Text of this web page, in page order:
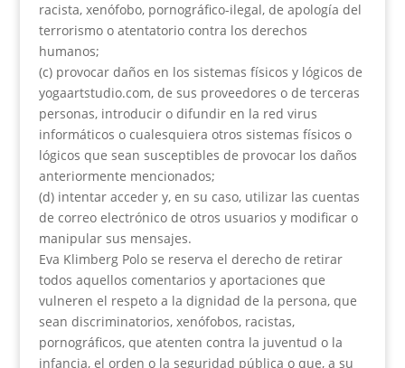
racista, xenófobo, pornográfico-ilegal, de apología del
terrorismo o atentatorio contra los derechos
humanos;
(c) provocar daños en los sistemas físicos y lógicos de
yogaartstudio.com, de sus proveedores o de terceras
personas, introducir o difundir en la red virus
informáticos o cualesquiera otros sistemas físicos o
lógicos que sean susceptibles de provocar los daños
anteriormente mencionados;
(d) intentar acceder y, en su caso, utilizar las cuentas
de correo electrónico de otros usuarios y modificar o
manipular sus mensajes.
Eva Klimberg Polo se reserva el derecho de retirar
todos aquellos comentarios y aportaciones que
vulneren el respeto a la dignidad de la persona, que
sean discriminatorios, xenófobos, racistas,
pornográficos, que atenten contra la juventud o la
infancia, el orden o la seguridad pública o que, a su